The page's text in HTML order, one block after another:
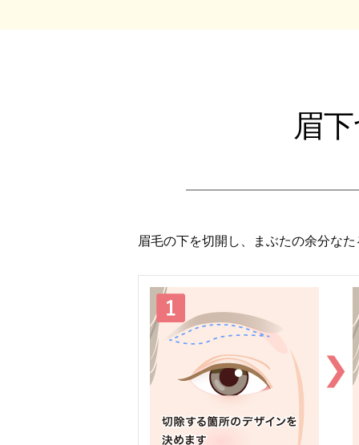
眉
眉毛の下を切開し、まぶたの余分な